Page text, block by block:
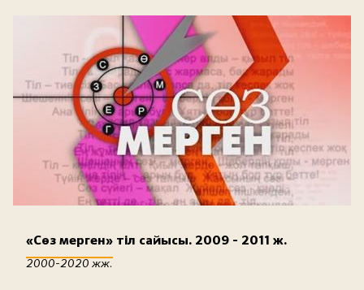
«Сөз мерген» тіл сайысы. 2009 - 2011 ж.
2000-2020 жж.